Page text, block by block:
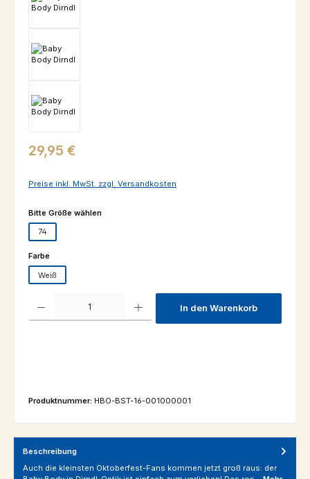
Regulärer Preis:
29,95 €
Preise inkl. MwSt. zzgl. Versandkosten
Bitte Größe wählenauswählen
74
Farbeauswählen
Weiß
In den Warenkorb
Produktnummer: HBO-BST-16-001000001
Beschreibung
Auch die kleinsten Oktoberfest-Fans kommen jetzt groß raus: der